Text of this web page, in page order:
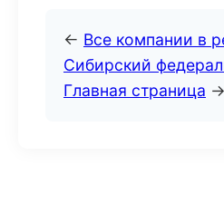
← Все компании в
Сибирский
Главная страница →